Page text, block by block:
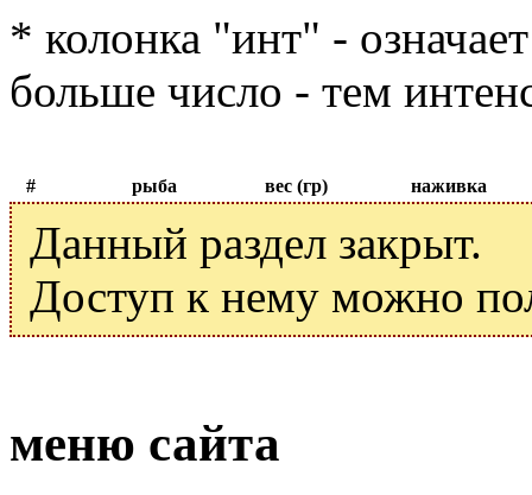
* колонка "инт" -
больше число - тем
# рыба вес (гр) наживка
Данный раздел закрыт.
Доступ к нему можно
меню сайта